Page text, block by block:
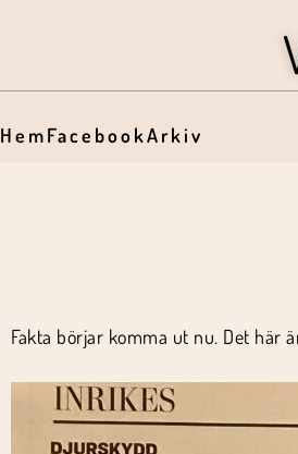
HemFacebookArkiv
Fakta börjar komma ut nu. Det här